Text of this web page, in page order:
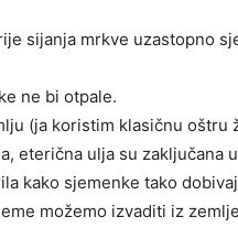
sijanja mrkve uzastopno
ne bi otpale.
(ja koristim klasičnu oštru
eterična ulja su zaključana
kako sjemenke tako
možemo izvaditi iz